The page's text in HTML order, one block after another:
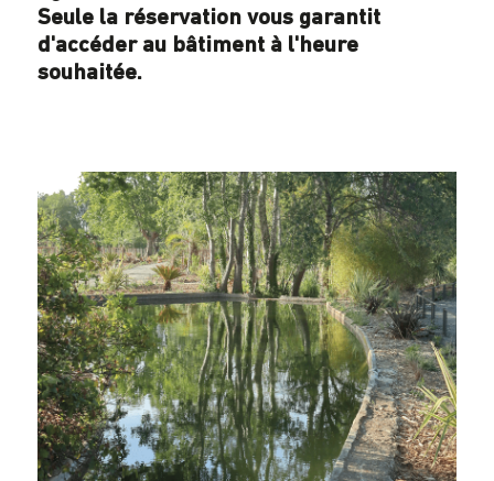
Seule la réservation vous garantit
d'accéder au bâtiment à l'heure
souhaitée.